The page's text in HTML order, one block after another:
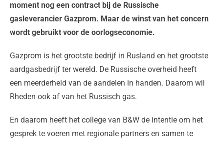
moment nog een contract bij de Russische
gasleverancier Gazprom. Maar de winst van het concern
wordt gebruikt voor de oorlogseconomie.
Gazprom is het grootste bedrijf in Rusland en het grootste
aardgasbedrijf ter wereld. De Russische overheid heeft
een meerderheid van de aandelen in handen. Daarom wil
Rheden ook af van het Russisch gas.
En daarom heeft het college van B&W de intentie om het
gesprek te voeren met regionale partners en samen te